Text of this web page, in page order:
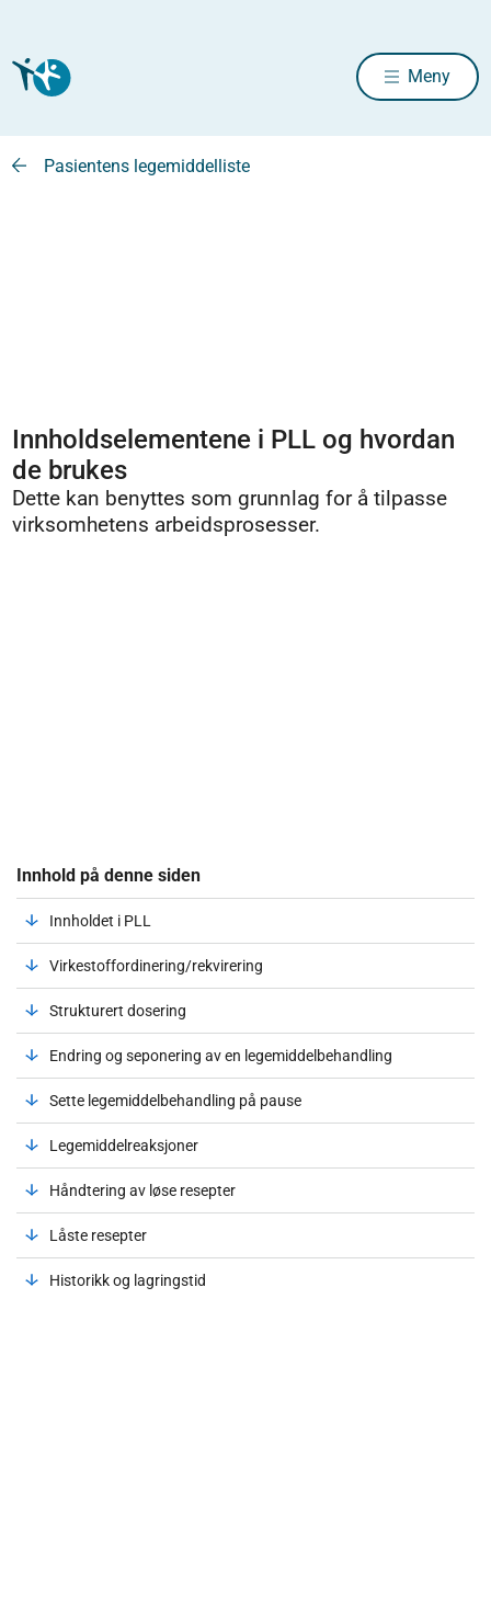
Meny
Pasientens legemiddelliste
Innholdselementene i PLL og hvordan
de brukes
Dette kan benyttes som grunnlag for å tilpasse
virksomhetens arbeidsprosesser.
Innhold på denne siden
Innholdet i PLL
Virkestoffordinering/rekvirering
Strukturert dosering
Endring og seponering av en legemiddelbehandling
Sette legemiddelbehandling på pause
Legemiddelreaksjoner
Håndtering av løse resepter
Låste resepter
Historikk og lagringstid